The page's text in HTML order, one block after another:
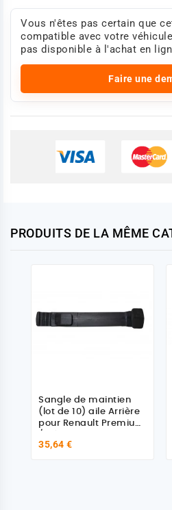
Vous n'êtes pas certain que
compatible avec votre
pas disponible à l'achat en
Faire une
PRODUITS DE LA MÊME
Sangle de maintien
(lot de 10) aile Arrière
pour Renault Premium
35,64 €